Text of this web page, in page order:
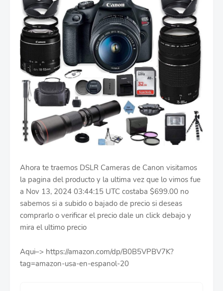
Ahora te traemos DSLR Cameras de Canon visitamos
la pagina del producto y la ultima vez que lo vimos fue
a Nov 13, 2024 03:44:15 UTC costaba $699.00 no
sabemos si a subido o bajado de precio si deseas
comprarlo o verificar el precio dale un click debajo y
mira el ultimo precio
Aqui–> https://amazon.com/dp/B0B5VPBV7K?
tag=amazon-usa-en-espanol-20